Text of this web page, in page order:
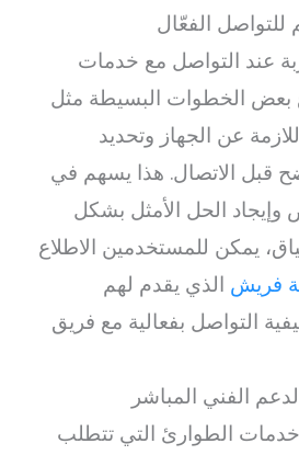
للتواصل الفعّال
عند التواصل مع خدمات
بعض الخطوات البسيطة مثل
عن الجهاز وتحديد
قبل الاتصال. هذا يسهم في
الحل الأمثل بشكل
يمكن للمستخدمين الاطلاع
فريش الذي يقدم لهم
التواصل بفعالية مع فريق
الفني المباشر
الطوارئ التي تتطلب